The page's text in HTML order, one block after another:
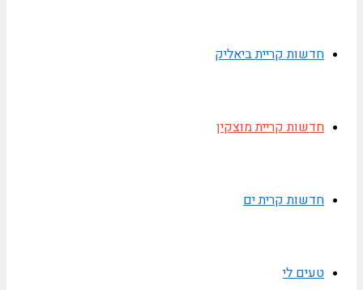
חדשות קריית ביאליק
חדשות קריית מוצקין
חדשות קרית ים
טעים לי